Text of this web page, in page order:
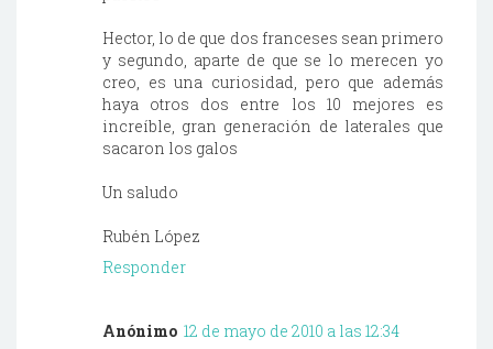
Hector, lo de que dos franceses sean primero
y segundo, aparte de que se lo merecen yo
creo, es una curiosidad, pero que además
haya otros dos entre los 10 mejores es
increíble, gran generación de laterales que
sacaron los galos
Un saludo
Rubén López
Responder
Anónimo 12 de mayo de 2010 a las 12:34